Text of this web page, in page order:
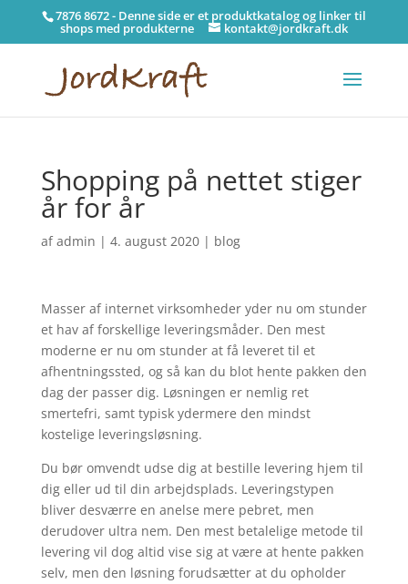
7876 8672 - Denne side er et produktkatalog og linker til
shops med produkterne kontakt@jordkraft.dk
Shopping på nettet stiger
år for år
afadmin | 4. august 2020| blog
Masser af internet virksomheder yder nu om stunder
et hav af forskellige leveringsmåder. Den mest
moderne er nu om stunder at få leveret til et
afhentningssted, og så kan du blot hente pakken den
dag der passer dig. Løsningen er nemlig ret
smertefri, samt typisk ydermere den mindst
kostelige leveringsløsning.
Du bør omvendt udse dig at bestille levering hjem til
dig eller ud til din arbejdsplads. Leveringstypen
bliver desværre en anelse mere pebret, men
derudover ultra nem. Den mest betalelige metode til
levering vil dog altid vise sig at være at hente pakken
selv, men den løsning forudsætter at du opholder